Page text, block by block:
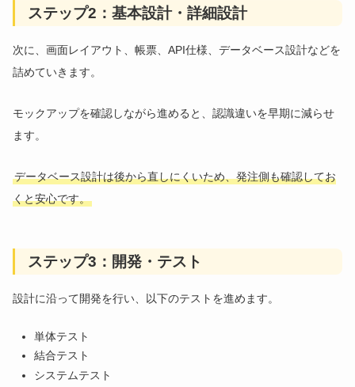
ステップ2：基本設計・詳細設計
次に、画面レイアウト、帳票、API仕様、データベース設計などを
詰めていきます。
モックアップを確認しながら進めると、認識違いを早期に減らせ
ます。
データベース設計は後から直しにくいため、発注側も確認してお
くと安心です。
ステップ3：開発・テスト
設計に沿って開発を行い、以下のテストを進めます。
単体テスト
結合テスト
システムテスト